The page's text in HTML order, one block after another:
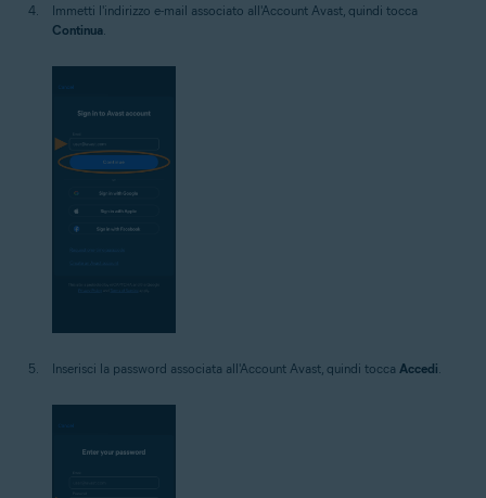
Immetti l'indirizzo e-mail associato all'Account Avast, quindi tocca
Continua
Inserisci la password associata all'Account Avast, quindi tocca Accedi.